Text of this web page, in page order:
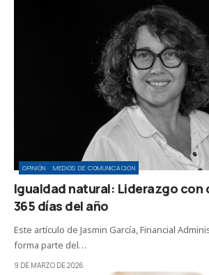
OPINIÓN MEDIOS DE COMUNICACIÓN
Igualdad natural: Liderazgo con
365 días del año
Este artículo de Jasmin García, Financial
forma parte del…
9 DE MARZO DE 2026